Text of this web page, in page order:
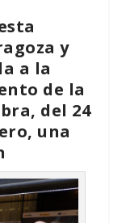
y
a la
de la
del 24
una